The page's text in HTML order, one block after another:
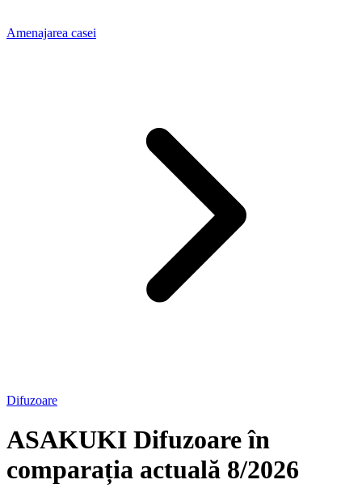
Amenajarea casei
Difuzoare
ASAKUKI Difuzoare în
comparația actuală 8/2026